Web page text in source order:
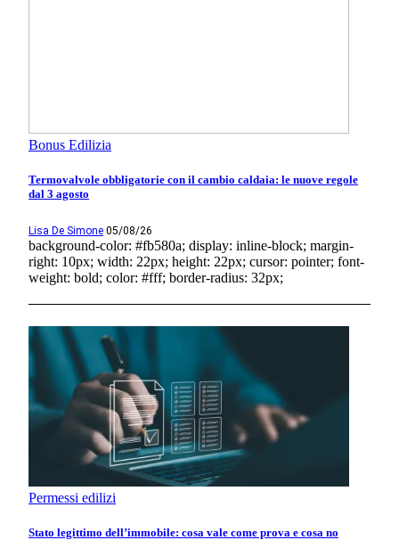
Bonus Edilizia
Termovalvole obbligatorie con il cambio caldaia: le nuove regole
dal 3 agosto
Lisa De Simone 05/08/26
background-color: #fb580a; display: inline-block; margin-
right: 10px; width: 22px; height: 22px; cursor: pointer; font-
weight: bold; color: #fff; border-radius: 32px;
Permessi edilizi
Stato legittimo dell’immobile: cosa vale come prova e cosa no